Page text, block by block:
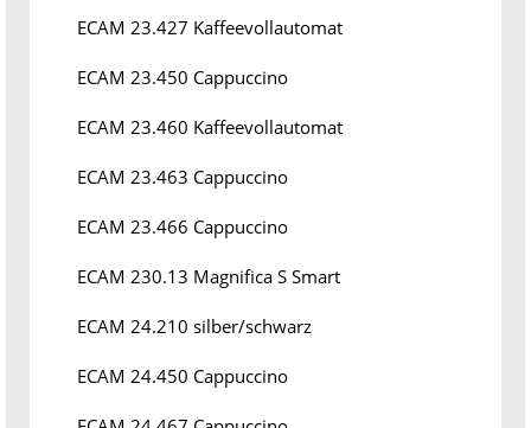
ECAM 23.427 Kaffeevollautomat
ECAM 23.450 Cappuccino
ECAM 23.460 Kaffeevollautomat
ECAM 23.463 Cappuccino
ECAM 23.466 Cappuccino
ECAM 230.13 Magnifica S Smart
ECAM 24.210 silber/schwarz
ECAM 24.450 Cappuccino